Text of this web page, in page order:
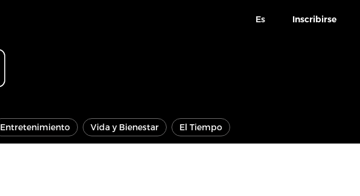
Es Inscribirse
Entretenimiento Vida y Bienestar El Tiempo